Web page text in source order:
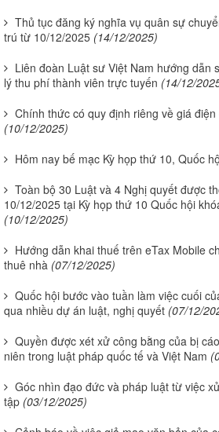
Thủ tục đăng ký nghĩa vụ quân sự
trú từ 10/12/2025 (14/12/2025)
Liên đoàn Luật sư Việt Nam hướng dẫn
lý thu phí thành viên trực tuyến (14/12/
Chính thức có quy định riêng về giá
(10/12/2025)
Hôm nay bế mạc Kỳ họp thứ 10, Quốc
Toàn bộ 30 Luật và 4 Nghị quyết được
10/12/2025 tại Kỳ họp thứ 10 Quốc hội
(10/12/2025)
Hướng dẫn khai thuế trên eTax Mobile
thuê nhà (07/12/2025)
Quốc hội bước vào tuần làm việc cuối
qua nhiều dự án luật, nghị quyết (07/12/
Quyền được xét xử công bằng của bị
niên trong luật pháp quốc tế và Việt Nam
Góc nhìn đạo đức và pháp luật từ việc
tập (03/12/2025)